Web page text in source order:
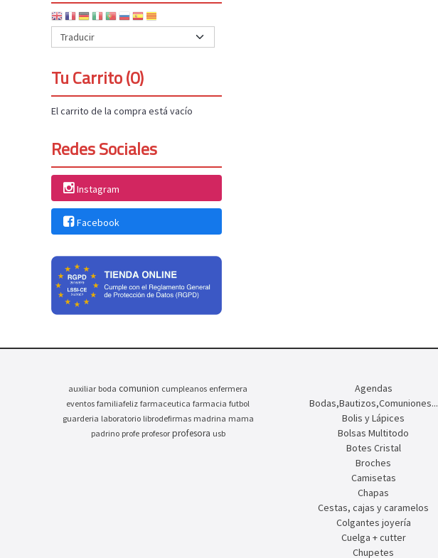
Tu Carrito (0)
El carrito de la compra está vacío
Redes Sociales
Instagram
Facebook
auxiliar boda comunion cumpleanos enfermera
eventos familiafeliz farmaceutica farmacia futbol
guarderia laboratorio librodefirmas madrina mama
padrino profe profesor profesora usb
Agendas
Bodas,Bautizos,Comuniones...
Bolis y Lápices
Bolsas Multitodo
Botes Cristal
Broches
Camisetas
Chapas
Cestas, cajas y caramelos
Colgantes joyería
Cuelga + cutter
Chupetes